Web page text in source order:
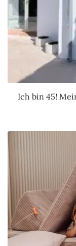
Ich bin 45!